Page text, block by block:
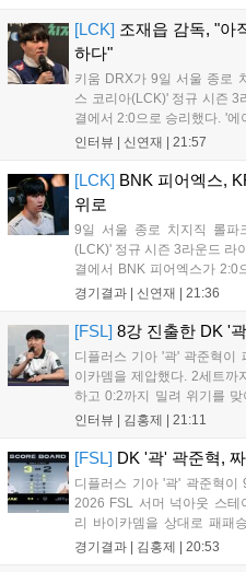
[LCK] 조재읍 감독, "아
하다"
키움 DRX가 9일 서울 종로
스 코리아(LCK)' 정규 시즌 3
결에서 2:0으로 승리했다. '
력으로 2연승을 달리고 있었
인터뷰 | 신연재 | 21:57
[LCK] BNK 피어엑스,
위로
9일 서울 종로 치지직 롤파
(LCK)' 정규 시즌 3라운드 라
결에서 BNK 피어엑스가 2:0
달리가 제대로 통했고, 2세트
경기결과 | 신연재 | 21:36
[FSL] 8강 진출한 DK '
디플러스 기아 '곽' 곽준혁이
이카뎀을 제압했다. 2세트까
하고 0:2까지 밀려 위기를
분위기를 완전히 바꿨다. 3
인터뷰 | 김홍제 | 21:11
[FSL] DK '곽' 곽준혁,
디플러스 기아 '곽' 곽준혁이
2026 FSL 서머 넉아웃 스테
리 바이카뎀을 상대로 패패
전에 성공하며 파이널 스테
경기결과 | 김홍제 | 20:53